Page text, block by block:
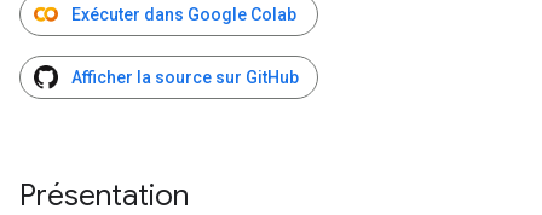
Exécuter dans Google Colab
Afficher la source sur GitHub
Présentation